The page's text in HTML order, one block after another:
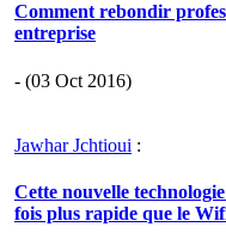
Comment rebondir
entreprise
- (03 Oct 2016)
Jawhar Jchtioui :
Cette nouvelle
fois plus rapide que le